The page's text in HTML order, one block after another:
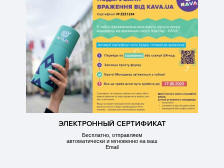
ЭЛЕКТРОННЫЙ СЕРТИФИКАТ
Бесплатно, отправляем
автоматически и мгновенно на ваш
Email